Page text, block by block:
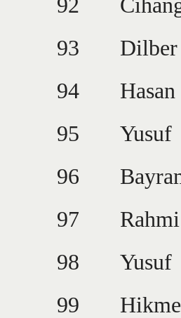
93
Dilber
94
Hasan
95
Yusuf
96
97
Rahmi
98
Yusuf
99